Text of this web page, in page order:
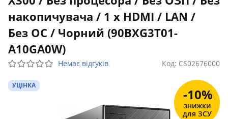
накопичувача / 1 x HDMI / LAN /
Без ОС / Чорний (90BXG3T01-
A10GA0W)
Немає відгуків Код: CS02676000
УЦІНКА
-10%
знижки
для ЗСУ